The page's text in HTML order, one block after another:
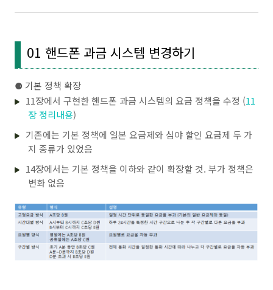
01 핸드폰 과금 시스템 변경하기
⚈ 기본 정책 확장
11장에서 구현한 핸드폰 과금 시스템의 요금 정책을 수정 (11
장 정리내용)
기존에는 기본 정책에 일본 요금제와 심야 할인 요금제 두 가
지 종류가 있었음
14장에서는 기본 정책을 이하와 같이 확장할 것. 부가 정책은
변화 없음